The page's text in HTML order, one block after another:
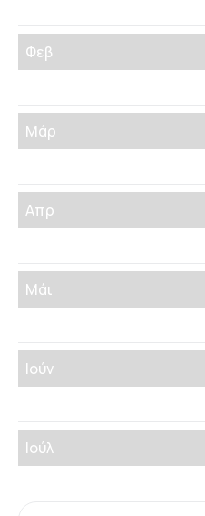
Φεβ
Μάρ
Απρ
Μάι
Ιούν
Ιούλ